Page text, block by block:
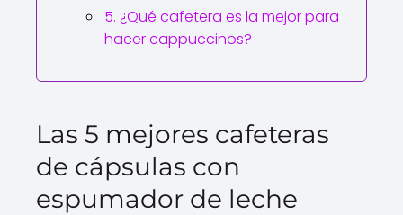
5. ¿Qué cafetera es la mejor para
hacer cappuccinos?
Las 5 mejores cafeteras
de cápsulas con
espumador de leche